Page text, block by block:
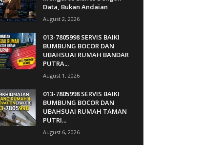
Data, Bukan Andaian
August 2, 2026
013-7805998 SERVIS BAIKI
BUMBUNG BOCOR DAN
UBAHSUAI RUMAH BANDAR
PUTRA...
August 1, 2026
013-7805998 SERVIS BAIKI
BUMBUNG BOCOR DAN
UBAHSUAI RUMAH TAMAN
PUTRI...
August 6, 2026